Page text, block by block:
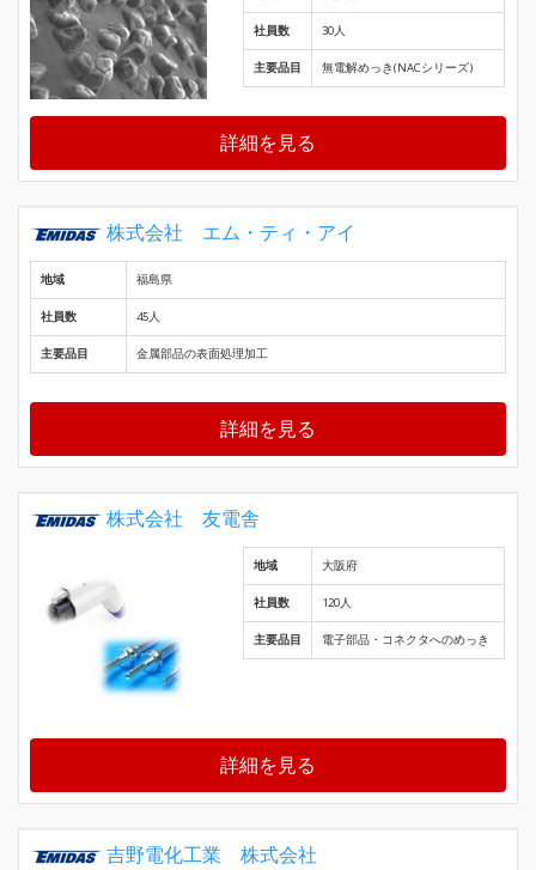
社員数 30人
主要品目 無電解めっき(NACシリーズ)
詳細を見る
株式会社 エム・ティ・アイ
地域 福島県
社員数 45人
主要品目 金属部品の表面処理加工
詳細を見る
株式会社 友電舎
地域 大阪府
社員数 120人
主要品目 電子部品・コネクタへのめっき
詳細を見る
吉野電化工業 株式会社